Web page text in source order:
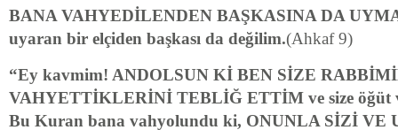
BANA VAHYEDİLENDEN BAŞKASINA DA
uyaran bir elçiden başkası da değilim.(Ahkaf 9)
“Ey kavmim! ANDOLSUN Kİ BEN SİZE
VAHYETTİKLERİNİ TEBLİĞ ETTİM ve size öğüt
Bu Kuran bana vahyolundu ki, ONUNLA SİZİ VE